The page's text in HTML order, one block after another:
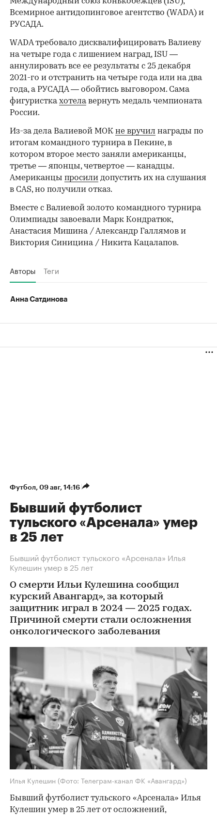
Всемирное антидопинговое агентство (WADA) и
РУСАДА.
WADA требовало дисквалифицировать Валиеву
на четыре года с лишением наград, ISU —
аннулировать все ее результаты с 25 декабря
2021-го и отстранить на четыре года или на два
года, а РУСАДА — обойтись выговором. Сама
фигуристкахотелавернуть медаль чемпионата
России.
Из-за дела Валиевой МОК не вручил награды по
итогам командного турнира в Пекине, в
котором второе место заняли американцы,
третье — японцы, четвертое — канадцы.
Американцы просили допустить их на слушания
в CAS, но получили отказ.
Вместе с Валиевой золото командного турнира
Олимпиады завоевали Марк Кондратюк,
Анастасия Мишина / Александр Галлямов и
Виктория Синицина / Никита Кацалапов.
Авторы Теги
Анна Сатдинова
Футбол 09 авг, 14:16
Бывший футболист
тульского «Арсенала» умер
в 25 лет
Бывший футболист тульского «Арсенала» Илья
Кулешин умер в 25 лет
О смерти Ильи Кулешина сообщил
курский Авангард», за который
защитник играл в 2024 — 2025 годах.
Причиной смерти стали осложнения
онкологического заболевания
Илья Кулешин (Фото: Телеграм-канал ФК «Авангард»)
Бывший футболист тульского «Арсенала» Илья
Кулешин умер в 25 лет от осложнений,